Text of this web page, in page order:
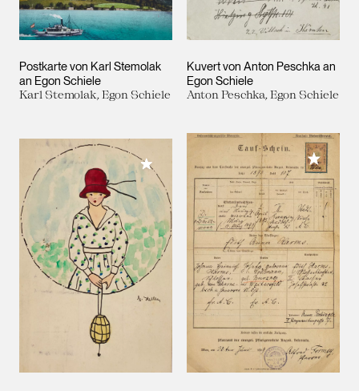
Postkarte von Karl Stemolak
an Egon Schiele
Karl Stemolak, Egon Schiele
Kuvert von Anton Peschka an
Egon Schiele
Anton Peschka, Egon Schiele
Meiner Sammlung hinzufügen Meiner